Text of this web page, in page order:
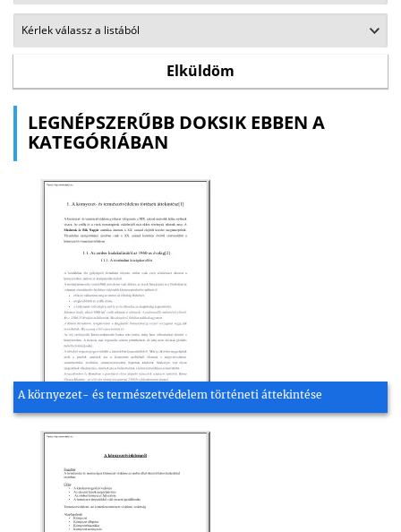
LEGNÉPSZERŰBB DOKSIK EBBEN A
KATEGÓRIÁBAN
A környezet- és természetvédelem történeti áttekintése